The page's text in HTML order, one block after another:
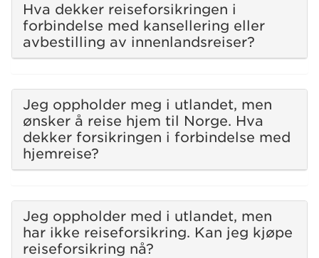
Hva dekker reiseforsikringen i
forbindelse med kansellering eller
avbestilling av innenlandsreiser?
Jeg oppholder meg i utlandet, men
ønsker å reise hjem til Norge. Hva
dekker forsikringen i forbindelse med
hjemreise?
Jeg oppholder med i utlandet, men
har ikke reiseforsikring. Kan jeg kjøpe
reiseforsikring nå?